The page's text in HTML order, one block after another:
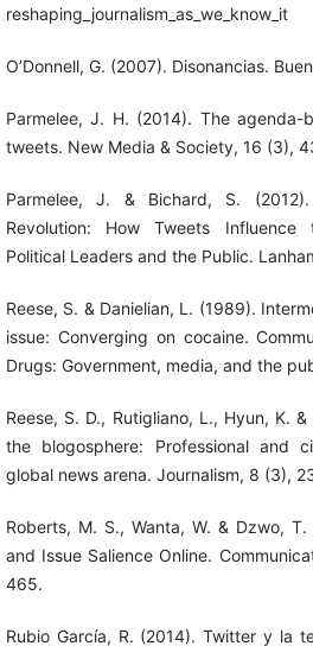
reshaping_journalism_as_we_know_it
O’Donnell, G. (2007). Disonancias.
Parmelee, J. H. (2014). The
tweets. New Media & Society, 16 (3),
Parmelee, J. & Bichard, S.
Revolution: How Tweets Influence
Political Leaders and the Public.
Reese, S. & Danielian, L. (1989).
issue: Converging on cocaine.
Drugs: Government, media, and the
Reese, S. D., Rutigliano, L., Hyun, K.
the blogosphere: Professional and
global news arena. Journalism, 8 (3),
Roberts, M. S., Wanta, W. & Dzwo,
and Issue Salience Online.
465.
Rubio García, R. (2014). Twitter y la